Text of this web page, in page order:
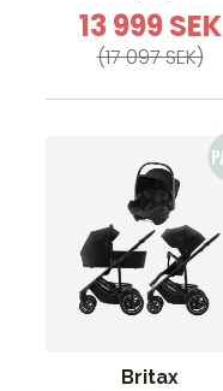
13 999 SEK
(17 097 SEK)
Britax